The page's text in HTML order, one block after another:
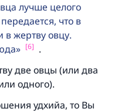
лучше целого
что в
в жертву овцу.
[6] .
две овцы (или два
одного).
удхийа, то Вы